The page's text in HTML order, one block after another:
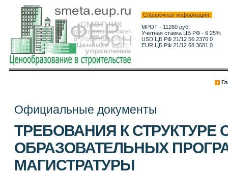
Справочная информация:
МРОТ - 11280 руб.
Учетная ставка ЦБ РФ - 6.25%
USD ЦБ РФ 21/12 56.2376 0
EUR ЦБ РФ 21/12 68.3681 0
Официальные документы
ТРЕБОВАНИЯ К
ОБРАЗОВАТЕЛЬНЫХ
МАГИСТРАТУРЫ